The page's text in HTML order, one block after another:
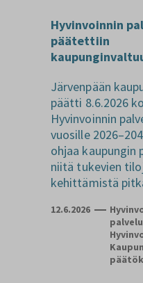
Hyvinvoinnin
päätettiin
Järvenpään
päätti 8.6.2026
Hyvinvoinnin
vuosille
ohjaa kaupungin
niitä tukevien
kehittämistä
12.6.2026